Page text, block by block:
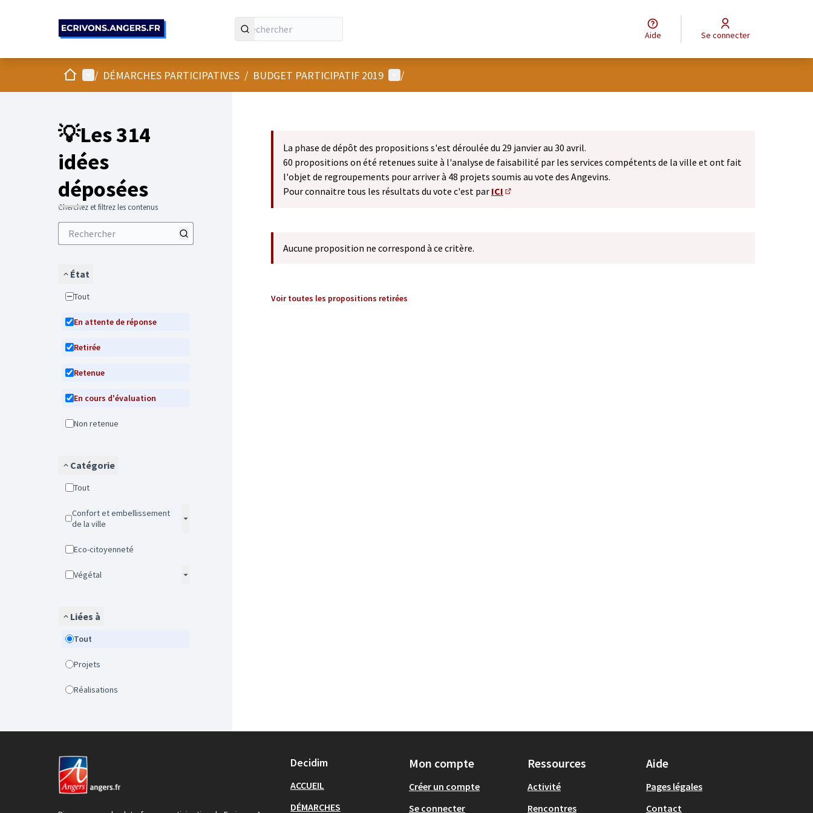
Aide Se connecter
AccueilMenu principal
/ DÉMARCHES PARTICIPATIVES / BUDGET PARTICIPATIF 2019 Menu utilisateur
/
💡Les 314
idées
déposées
Cherchez et filtrez les contenus
État
Tout
En attente de réponse
Retirée
Retenue
En cours d'évaluation
Non retenue
Catégorie
Tout
Confort et embellissement
de la ville
Eco-citoyenneté
Végétal
Liées à
Tout
Projets
Réalisations
La phase de dépôt des propositions s'est déroulée du 29 janvier au 30 avril.
60 propositions on été retenues suite à l'analyse de faisabilité par les services compétents de la ville et ont fait
l'objet de regroupements pour arriver à 48 projets soumis au vote des Angevins.
Pour connaitre tous les résultats du vote c'est par ICI
Aucune proposition ne correspond à ce critère.
Voir toutes les propositions retirées
Decidim
ACCUEIL
DÉMARCHES
Mon compte
Créer un compte
Se connecter
Ressources
Activité
Rencontres
Aide
Pages légales
Contact